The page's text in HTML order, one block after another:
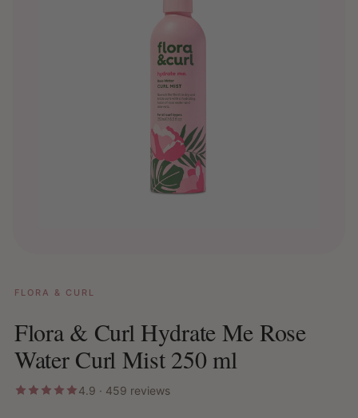
FLORA & CURL
Flora & Curl Hydrate Me Rose
Water Curl Mist 250 ml
4.9 · 459 reviews